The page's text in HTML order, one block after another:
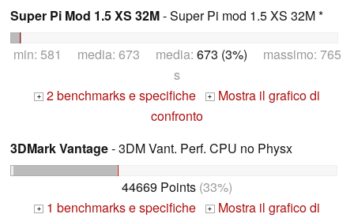
Super Pi Mod 1.5 XS 32M- Super Pi mod 1.5 XS 32M *
min: 581 media: 673 media: 673 (3%) massimo: 765
s
+ 2 benchmarks e specifiche + Mostra il grafico di
confronto
3DMark Vantage- 3DM Vant. Perf. CPU no Physx
44669 Points (33%)
+ 1 benchmarks e specifiche + Mostra il grafico di